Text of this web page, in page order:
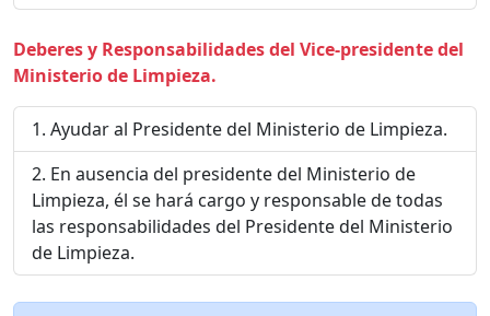
Deberes y Responsabilidades del Vice-presidente del
Ministerio de Limpieza.
Ayudar al Presidente del Ministerio de Limpieza.
En ausencia del presidente del Ministerio de
Limpieza, él se hará cargo y responsable de todas
las responsabilidades del Presidente del Ministerio
de Limpieza.